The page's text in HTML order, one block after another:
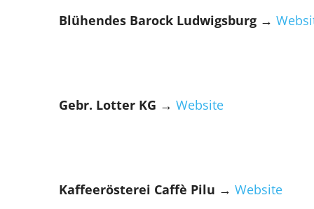
Blühendes Barock Ludwigsburg →
Gebr. Lotter KG → Website
Kaffeerösterei Caffè Pilu → Website